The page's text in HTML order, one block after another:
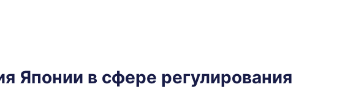
Японии в сфере регулирования